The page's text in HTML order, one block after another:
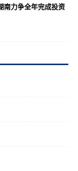
南力争全年完成投资